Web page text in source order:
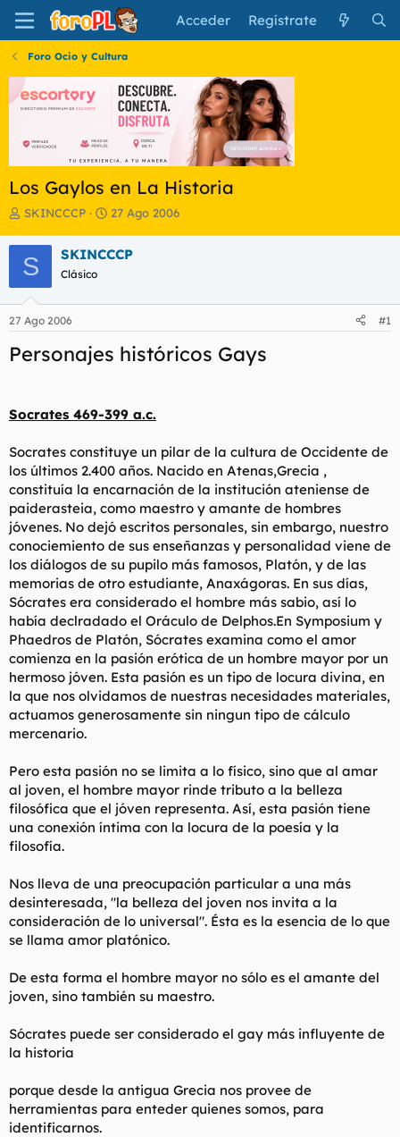
Acceder Regístrate
Foro Ocio y Cultura
Los Gaylos en La Historia
I
i
c
i
a
d
o
d
e
a
SKINCCCP
F
h
e
i
27 Ago 2006
S SKINCCCP
Clásico
27 Ago 2006 #1
Personajes históricos Gays
Socrates 469-399 a.c.
Socrates constituye un pilar de la cultura de Occidente de
los últimos 2.400 años. Nacido en Atenas,Grecia ,
constituía la encarnación de la institución ateniense de
paiderasteia, como maestro y amante de hombres
jóvenes. No dejó escritos personales, sin embargo, nuestro
conociemiento de sus enseñanzas y personalidad viene de
los diálogos de su pupilo más famosos, Platón, y de las
memorias de otro estudiante, Anaxágoras. En sus días,
Sócrates era considerado el hombre más sabio, así lo
había declradado el Oráculo de Delphos.En Symposium y
Phaedros de Platón, Sócrates examina como el amor
comienza en la pasión erótica de un hombre mayor por un
hermoso jóven. Esta pasión es un tipo de locura divina, en
la que nos olvidamos de nuestras necesidades materiales,
actuamos generosamente sin ningun tipo de cálculo
mercenario.
Pero esta pasión no se limita a lo físico, sino que al amar
al joven, el hombre mayor rinde tributo a la belleza
filosófica que el jóven representa. Así, esta pasión tiene
una conexión íntima con la locura de la poesía y la
filosofía.
Nos lleva de una preocupación particular a una más
desinteresada, "la belleza del joven nos invita a la
consideración de lo universal". Ésta es la esencia de lo que
se llama amor platónico.
De esta forma el hombre mayor no sólo es el amante del
joven, sino también su maestro.
Sócrates puede ser considerado el gay más influyente de
la historia
porque desde la antigua Grecia nos provee de
herramientas para enteder quienes somos, para
identificarnos.